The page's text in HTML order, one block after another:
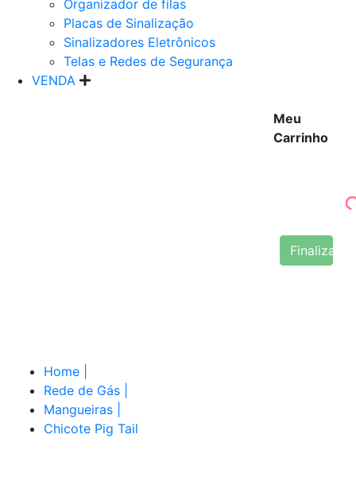
Organizador de filas
Placas de Sinalização
Sinalizadores Eletrônicos
Telas e Redes de Segurança
VENDA
Meu
Carrinho
Finalizar
Home
Rede de Gás
Mangueiras
Chicote Pig Tail